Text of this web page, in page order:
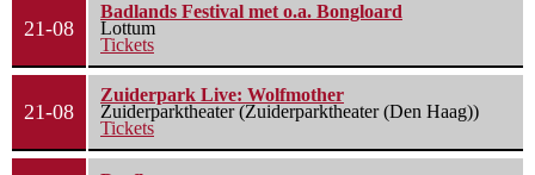
21-08
Badlands Festival met o.a. Bongloard
Lottum
Tickets
21-08
Zuiderpark Live: Wolfmother
Zuiderparktheater (Zuiderparktheater (Den Haag))
Tickets